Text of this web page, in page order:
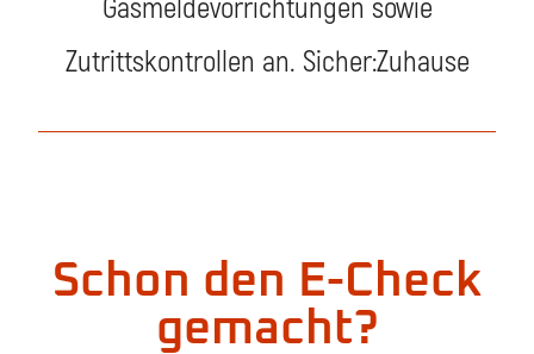
Gasmeldevorrichtungen sowie
Zutrittskontrollen an. Sicher:Zuhause
Schon den E-Check
gemacht?